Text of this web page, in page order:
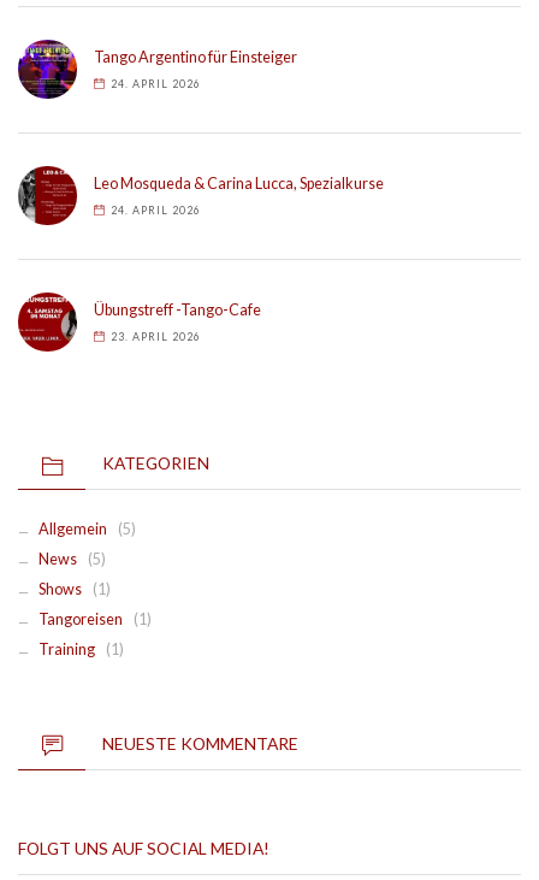
Tango Argentino für Einsteiger
24. APRIL 2026
Leo Mosqueda & Carina Lucca, Spezialkurse
24. APRIL 2026
Übungstreff -Tango-Cafe
23. APRIL 2026
KATEGORIEN
Allgemein
(5)
News
(5)
Shows
(1)
Tangoreisen
(1)
Training
(1)
NEUESTE KOMMENTARE
FOLGT UNS AUF SOCIAL MEDIA!